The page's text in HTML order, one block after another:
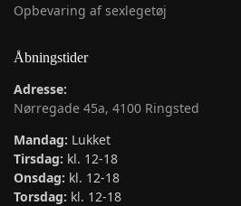
Opbevaring af sexlegetøj
Åbningstider
Adresse:
Nørregade 45a, 4100 Ringsted
Mandag: Lukket
Tirsdag: kl. 12-18
Onsdag: kl. 12-18
Torsdag: kl. 12-18